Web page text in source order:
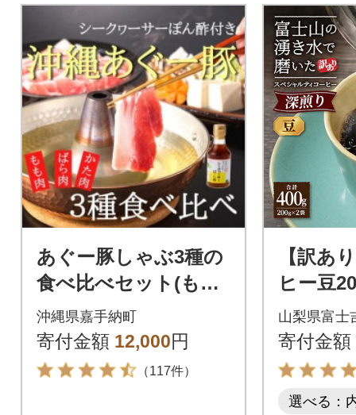
あぐー豚しゃぶ3種の
食べ比べセット(もも
肉・かた肉・ばら肉)
各250g タレ付
沖縄県嘉手納町
寄付金額 12,000円
（117件）
【訳あ
ヒー豆
g自家焙
ャルテ
士山の
山梨県富士
寄付金額
選べる：